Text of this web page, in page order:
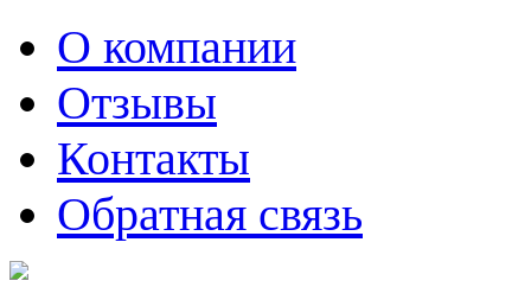
О компании
Отзывы
Контакты
Обратная связь